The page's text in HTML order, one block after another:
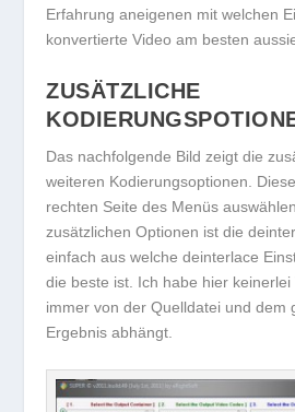
Erfahrung aneigenen mit welchen
konvertierte Video am besten
ZUSÄTZLICHE
Das nachfolgende Bild zeigt die
weiteren Kodierungsoptionen.
rechten Seite des Menüs
zusätzlichen Optionen ist die
einfach aus welche deinterlace
die beste ist. Ich habe hier
immer von der Quelldatei und dem
Ergebnis abhängt.